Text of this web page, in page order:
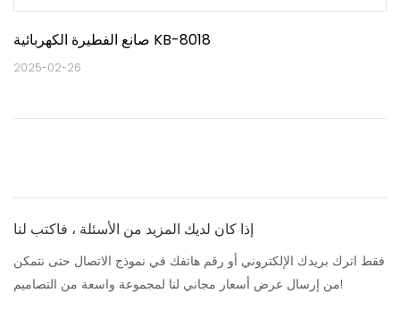
صانع الفطيرة الكهربائية KB-8018
2025-02-26
إذا كان لديك المزيد من الأسئلة ، فاكتب لنا
فقط اترك بريدك الإلكتروني أو رقم هاتفك في نموذج الاتصال حتى نتمكن
من إرسال عرض أسعار مجاني لنا لمجموعة واسعة من التصاميم!